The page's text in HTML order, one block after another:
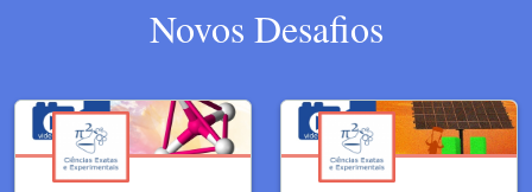
Novos Desafios